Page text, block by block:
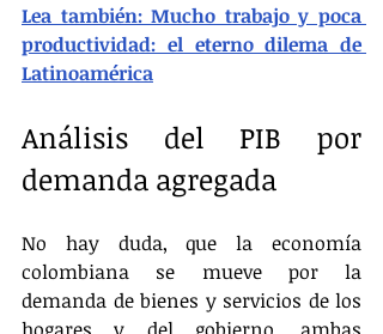
Lea también: Mucho trabajo y poca
productividad: el eterno dilema de
Latinoamérica
Análisis del PIB por
demanda agregada
No hay duda, que la economía
colombiana se mueve por la
demanda de bienes y servicios de los